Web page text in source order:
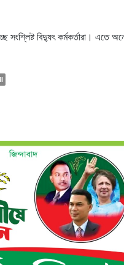
সংশ্লিষ্ট বিদ্যুৎ কর্মকর্তারা। এতে